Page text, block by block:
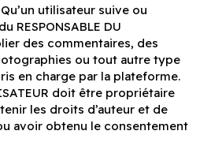
utilisateur suive ou
RESPONSABLE DU
des commentaires, des
ou tout autre type
en charge par la plateforme.
doit être propriétaire
les droits d’auteur et de
avoir obtenu le consentement